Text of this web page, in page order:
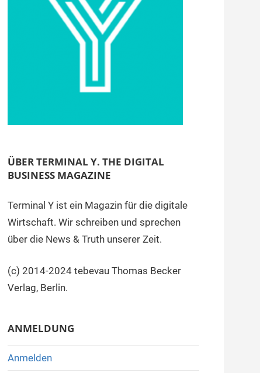
ÜBER TERMINAL Y. THE DIGITAL
BUSINESS MAGAZINE
Terminal Y ist ein Magazin für die digitale
Wirtschaft. Wir schreiben und sprechen
über die News & Truth unserer Zeit.
(c) 2014-2024 tebevau Thomas Becker
Verlag, Berlin.
ANMELDUNG
Anmelden